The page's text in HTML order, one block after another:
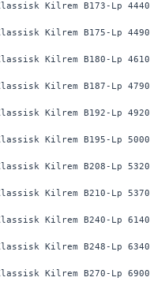
Kilrem B173-Lp 4440
Kilrem B175-Lp 4490
Kilrem B180-Lp 4610
Kilrem B187-Lp 4790
Kilrem B192-Lp 4920
Kilrem B195-Lp 5000
Kilrem B208-Lp 5320
Kilrem B210-Lp 5370
Kilrem B240-Lp 6140
Kilrem B248-Lp 6340
Kilrem B270-Lp 6900